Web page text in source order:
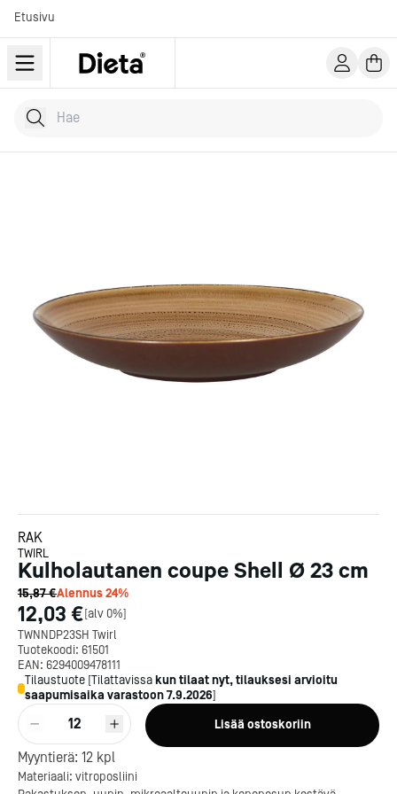
Etusivu
Hae tuotteita
Kirjoita hakusana...
RAK
TWIRL
Kulholautanen coupe Shell Ø 23 cm
15,87 €Alennus24%
12,03 €[alv 0%]
TWNNDP23SH Twirl
Tuotekoodi: 61501
EAN: 6294009478111
Tilaustuote [Tilattavissa kun tilaat nyt, tilauksesi arvioitu
saapumisaika varastoon7.9.2026]
12 Lisää ostoskoriin
Myyntierä: 12 kpl
Materiaali: vitroposliini
Kotipizza on vuonna 1987
perustettu yritys, jolla on yli
300 ravintolaa eri puolella